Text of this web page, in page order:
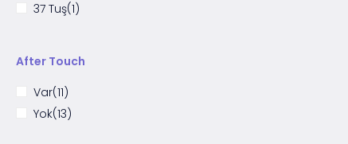
37 Tuş(1)
After Touch
Var(11)
Yok(13)